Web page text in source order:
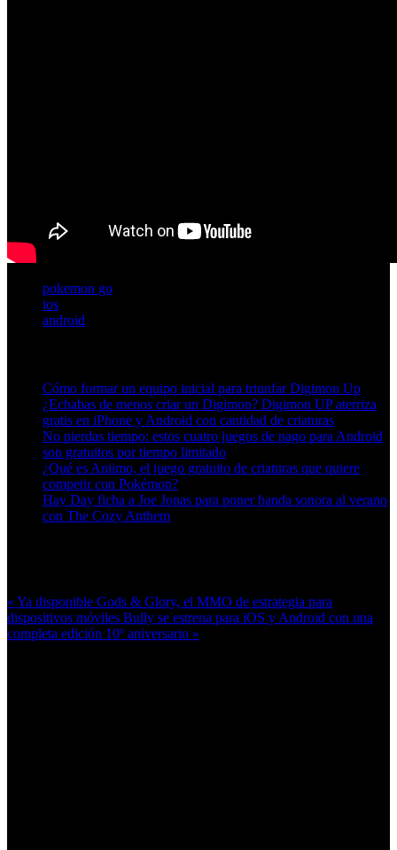
pokemon go
ios
android
Cómo formar un equipo inicial para triunfar Digimon Up
¿Echabas de menos criar un Digimon? Digimon UP aterriza
gratis en iPhone y Android con cantidad de criaturas
No pierdas tiempo: estos cuatro juegos de pago para Android
son gratuitos por tiempo limitado
¿Qué es Aniimo, el juego gratuito de criaturas que quiere
competir con Pokémon?
Hay Day ficha a Joe Jonas para poner banda sonora al verano
con The Cozy Anthem
« Ya disponible Gods & Glory, el MMO de estrategia para
dispositivos móviles Bully se estrena para iOS y Android con una
completa edición 10º aniversario »